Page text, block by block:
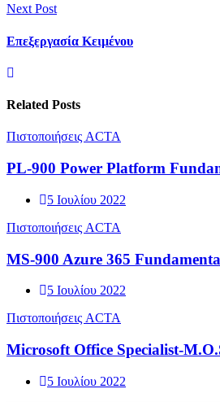
Next Post
Επεξεργασία Κειμένου
Related Posts
Πιστοποιήσεις ACTA
PL-900 Power Platform
5 Ιουλίου 2022
Πιστοποιήσεις ACTA
MS-900 Azure 365
5 Ιουλίου 2022
Πιστοποιήσεις ACTA
Microsoft Office Specialist-
5 Ιουλίου 2022